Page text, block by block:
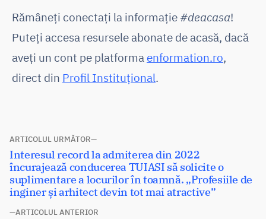
Rămâneţi conectaţi la informație #deacasa!
Puteți accesa resursele abonate de acasă, dacă
aveţi un cont pe platforma enformation.ro,
direct din Profil Instituțional.
Navigare
în
articole
ARTICOLUL ANTERIOR
ARTICOLUL URMĂTOR
Articolul
următor:
Interesul record la admiterea din 2022
încurajează conducerea TUIASI să solicite o
suplimentare a locurilor în toamnă. „Profesiile de
inginer și arhitect devin tot mai atractive”